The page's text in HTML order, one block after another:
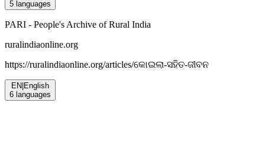
5 languages
PARI - People's Archive of Rural India
ruralindiaonline.org
https://ruralindiaonline.org/articles/କୋଇଲା-ସହିତ-ଜୀବନ
EN English
6 languages